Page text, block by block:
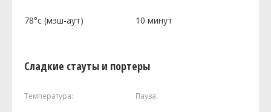
78°c (мэш-аут) 10 минут
Сладкие стауты и портеры
Температура: Пауза: